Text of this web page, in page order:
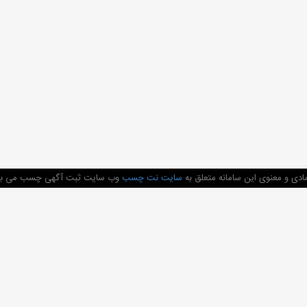
و معنوی این سامانه متعلق به سایت نت چسب وب سایت ثبت آگهی چسب می